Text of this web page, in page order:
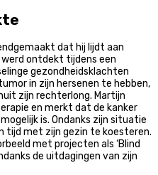
dat hij lijdt aan
ontdekt tijdens een
gezondheidsklachten
in zijn hersenen te hebben,
zijn rechterlong. Martijn
en merkt dat de kanker
is. Ondanks zijn situatie
tijd met zijn gezin te koesteren.
met projecten als ‘Blind
de uitdagingen van zijn